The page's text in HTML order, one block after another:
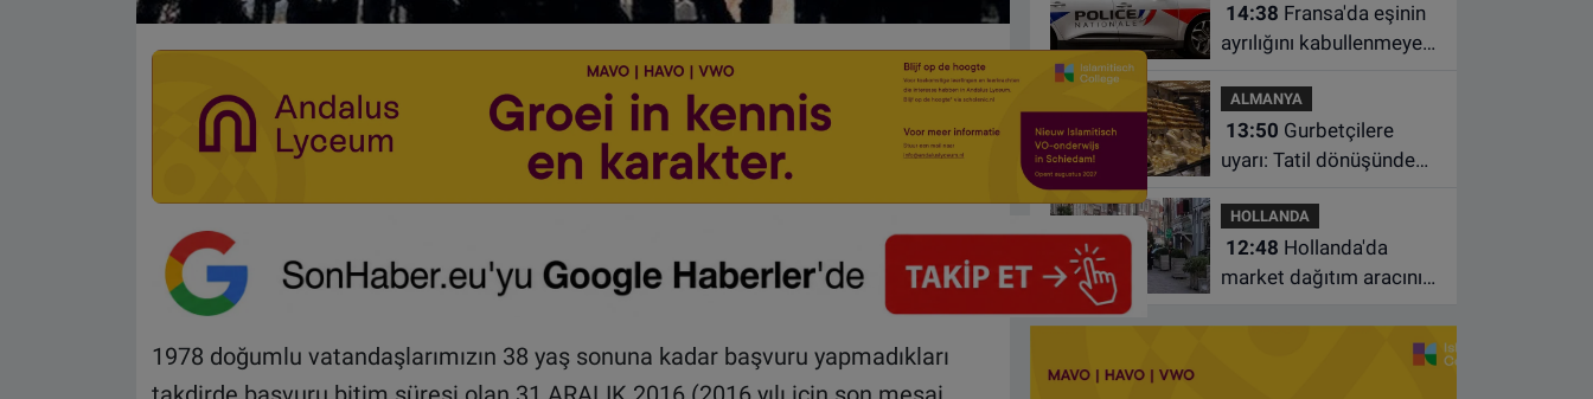
1978 doğumlu vatandaşlarımızın 38 yaş sonuna kadar başvuru yapmadıkları
14:38
ayrılığını kabullenmeyen
oğlunu öldürdü
ALMANYA
13:50
uyarı: Tatil dönüşünde
kuralları unutmayın
HOLLANDA
12:48
market dağıtım aracının
çocuk hayatını kaybetti